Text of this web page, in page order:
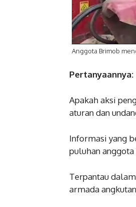
Anggota Brimob
Pertanyaannya:
Apakah aksi
aturan dan
Informasi yang
puluhan
Terpantau
armada